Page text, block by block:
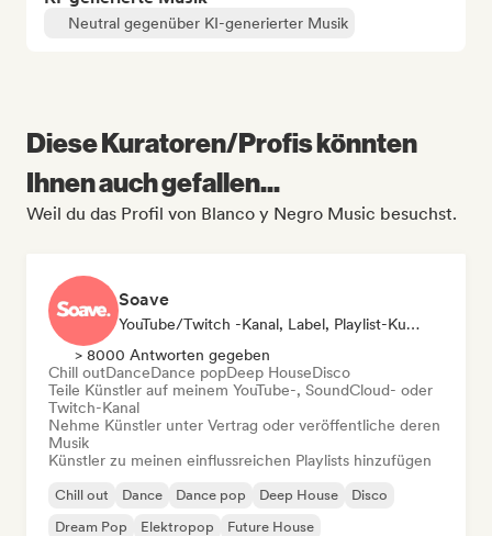
Neutral gegenüber KI-generierter Musik
Diese Kuratoren/Profis könnten
Ihnen auch gefallen...
Weil du das Profil von Blanco y Negro Music besuchst.
Soave
YouTube/Twitch -Kanal, Label, Playlist-Kurator
> 8000 Antworten gegeben
Chill outDanceDance popDeep HouseDisco
Teile Künstler auf meinem YouTube-, SoundCloud- oder
Twitch-Kanal
Nehme Künstler unter Vertrag oder veröffentliche deren
Musik
Künstler zu meinen einflussreichen Playlists hinzufügen
Chill out Dance Dance pop Deep House
Disco
Dream Pop
Elektropop Future House